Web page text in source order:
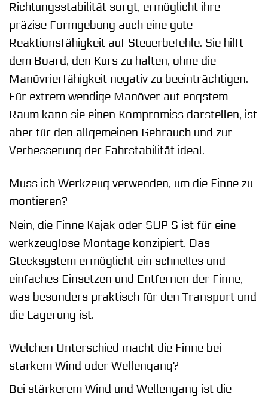
Richtungsstabilität sorgt, ermöglicht ihre
präzise Formgebung auch eine gute
Reaktionsfähigkeit auf Steuerbefehle. Sie hilft
dem Board, den Kurs zu halten, ohne die
Manövrierfähigkeit negativ zu beeinträchtigen.
Für extrem wendige Manöver auf engstem
Raum kann sie einen Kompromiss darstellen, ist
aber für den allgemeinen Gebrauch und zur
Verbesserung der Fahrstabilität ideal.
Muss ich Werkzeug verwenden, um die Finne zu
montieren?
Nein, die Finne Kajak oder SUP S ist für eine
werkzeuglose Montage konzipiert. Das
Stecksystem ermöglicht ein schnelles und
einfaches Einsetzen und Entfernen der Finne,
was besonders praktisch für den Transport und
die Lagerung ist.
Welchen Unterschied macht die Finne bei
starkem Wind oder Wellengang?
Bei stärkerem Wind und Wellengang ist die